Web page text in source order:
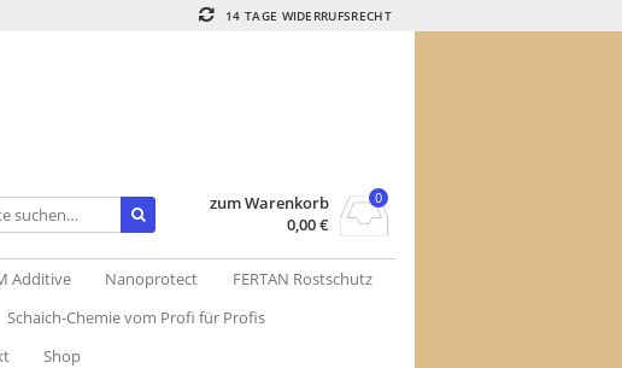
14 TAGE WIDERRUFSRECHT
zum Warenkorb
0,00€
0
Additive Nanoprotect
FERTAN Rostschutz
Schaich-Chemie vom Profi für Profis
Shop